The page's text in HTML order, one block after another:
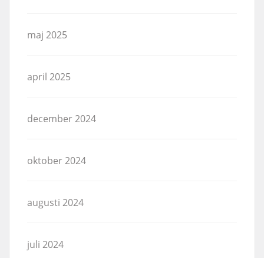
maj 2025
april 2025
december 2024
oktober 2024
augusti 2024
juli 2024